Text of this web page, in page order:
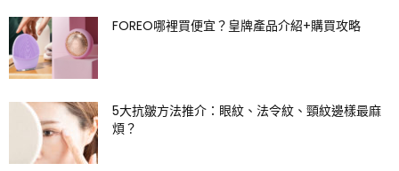
FOREO哪裡買便宜？皇牌產品介紹+購買攻略
5大抗皺方法推介：眼紋、法令紋、頸紋邊樣最麻
煩？